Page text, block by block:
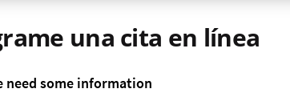
una cita en línea